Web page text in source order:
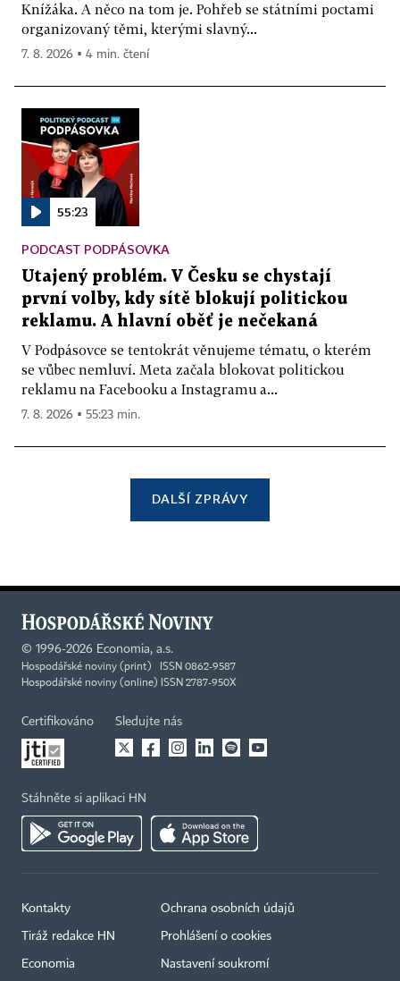
Knížáka. A něco na tom je. Pohřeb se státními poctami
organizovaný těmi, kterými slavný...
7. 8. 2026 ▪ 4 min. čtení
55:23
PODCAST PODPÁSOVKA
Utajený problém. V Česku se chystají
první volby, kdy sítě blokují politickou
reklamu. A hlavní oběť je nečekaná
V Podpásovce se tentokrát věnujeme tématu, o kterém
se vůbec nemluví. Meta začala blokovat politickou
reklamu na Facebooku a Instagramu a...
7. 8. 2026 ▪ 55:23 min.
DALŠÍ ZPRÁVY
© 1996-2026 Economia, a.s.
Hospodářské noviny (print) ISSN 0862-9587
Hospodářské noviny (online) ISSN 2787-950X
Certifikováno Sledujte nás
Stáhněte si aplikaci HN
Kontakty
Tiráž redakce HN
Economia
Ochrana osobních údajů
Prohlášení o cookies
Nastavení soukromí